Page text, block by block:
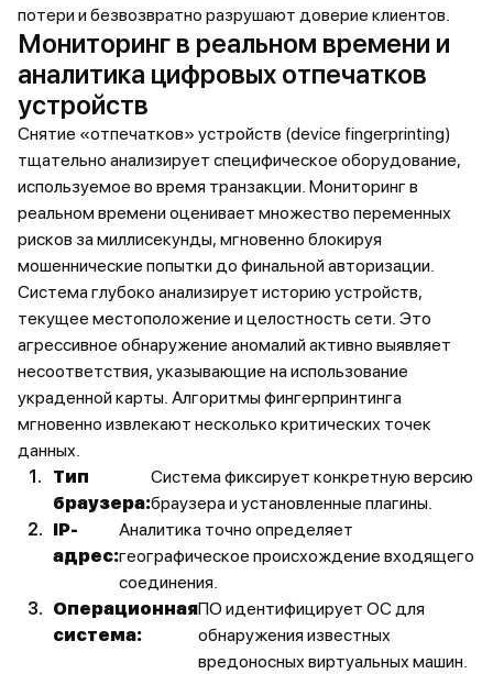
потери и безвозвратно разрушают доверие клиентов.
Мониторинг в реальном времени и
аналитика цифровых отпечатков
устройств
Снятие «отпечатков» устройств (device fingerprinting)
тщательно анализирует специфическое оборудование,
используемое во время транзакции. Мониторинг в
реальном времени оценивает множество переменных
рисков за миллисекунды, мгновенно блокируя
мошеннические попытки до финальной авторизации.
Система глубоко анализирует историю устройств,
текущее местоположение и целостность сети. Это
агрессивное обнаружение аномалий активно выявляет
несоответствия, указывающие на использование
украденной карты. Алгоритмы фингерпринтинга
мгновенно извлекают несколько критических точек
данных.
Тип
браузера:
Система фиксирует конкретную версию
браузера и установленные плагины.
IP-
адрес:
Аналитика точно определяет
географическое происхождение входящего
соединения.
Операционная
система:
ПО идентифицирует ОС для
обнаружения известных
вредоносных виртуальных машин.